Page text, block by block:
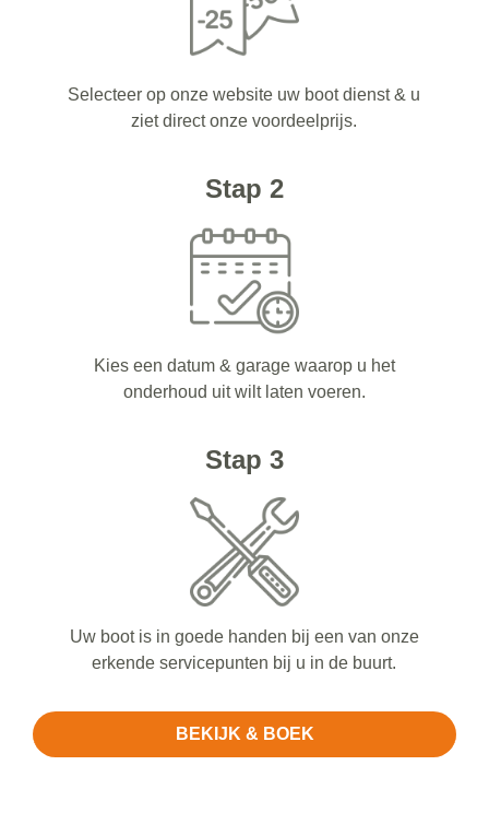
Selecteer op onze website uw boot dienst & u
ziet direct onze voordeelprijs.
Stap 2
Kies een datum & garage waarop u het
onderhoud uit wilt laten voeren.
Stap 3
Uw boot is in goede handen bij een van onze
erkende servicepunten bij u in de buurt.
BEKIJK & BOEK